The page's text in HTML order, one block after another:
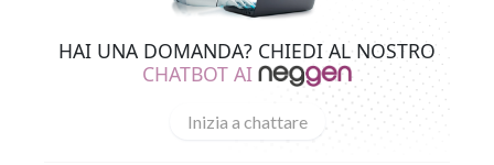
HAI UNA DOMANDA? CHIEDI AL NOSTRO
CHATBOT AI
Inizia a chattare